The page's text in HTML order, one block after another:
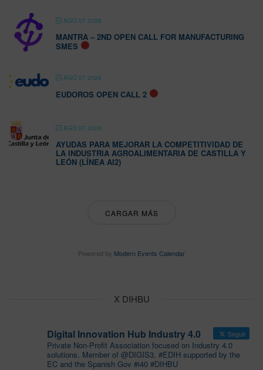
AGO 07 2026
MANTRA – 2ND OPEN CALL FOR MANUFACTURING
SMES
AGO 07 2026
EUDOROS OPEN CALL 2
AGO 07 2026
AYUDAS PARA MEJORAR LA COMPETITIVIDAD DE
LA INDUSTRIA AGROALIMENTARIA DE CASTILLA Y
LEÓN (LÍNEA AI2)
CARGAR MÁS
Powered by Modern Events Calendar
X DIHBU
Digital Innovation Hub Industry 4.0 Seguir
Private Non-Profit Association focused on Industry 4.0
solutions. Member of @DIGIS3, #EDIH supported by the
EC and the Spanish Gov #i40 #DIHBU